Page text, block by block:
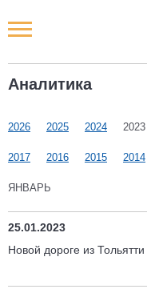
Аналитика
2026 2025 2024 2023
2017 2016 2015 2014
ЯНВАРЬ
25.01.2023
Новой дороге из
Новости РФ
Наши мероприятия
Статьи